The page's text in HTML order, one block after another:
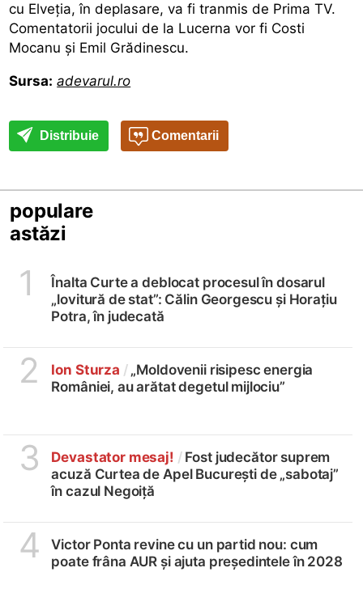
cu Elveția, în deplasare, va fi tranmis de Prima TV.
Comentatorii jocului de la Lucerna vor fi Costi
Mocanu și Emil Grădinescu.
Sursa: adevarul.ro
Distribuie Comentarii
populare
astăzi
1
Înalta Curte a deblocat procesul în dosarul
„lovitură de stat”: Călin Georgescu și Horațiu
Potra, în judecată
2 Ion Sturza /„Moldovenii risipesc energia
României, au arătat degetul mijlociu”
3 Devastator mesaj! / Fost judecător suprem
acuză Curtea de Apel București de „sabotaj”
în cazul Negoiță
4
Victor Ponta revine cu un partid nou: cum
poate frâna AUR și ajuta președintele în 2028